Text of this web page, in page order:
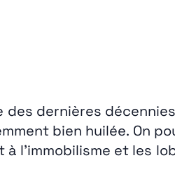
dernières
bien huilée. On
l’immobilisme et les